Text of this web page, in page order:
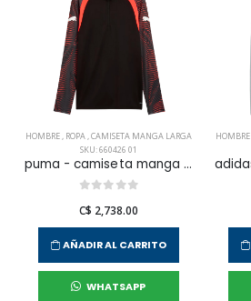
HOMBRE, ROPA,CAMISETA MANGA LARGA
SKU: 660426 01
puma - camiseta manga largaindividualfinal 1/4 zip top para hombre
C$ 2,738.00
AÑADIR AL CARRITO
WHATSAPP
HOMBRE